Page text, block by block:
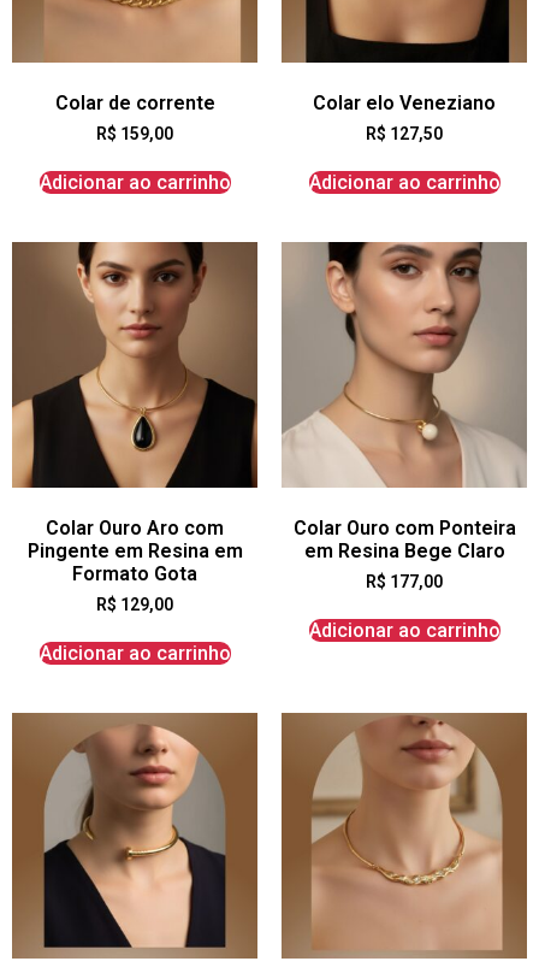
Colar de corrente
R$ 159,00
Adicionar ao carrinho
Colar elo Veneziano
R$ 127,50
Adicionar ao carrinho
Colar Ouro Aro com
Pingente em Resina em
Formato Gota
R$ 129,00
Adicionar ao carrinho
Colar Ouro com Ponteira
em Resina Bege Claro
R$ 177,00
Adicionar ao carrinho